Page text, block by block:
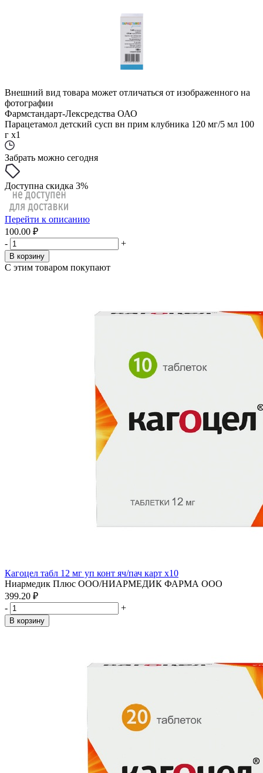
Внешний вид товара может отличаться от изображенного на
фотографии
Фармстандарт-Лексредства ОАО
Парацетамол детский сусп вн прим клубника 120 мг/5 мл 100
г x1
Забрать можно сегодня
Доступна скидка 3%
Перейти к описанию
100.00 ₽
-
+
В корзину
С этим товаром покупают
Кагоцел табл 12 мг уп конт яч/пач карт x10
Ниармедик Плюс ООО/НИАРМЕДИК ФАРМА ООО
399.20 ₽
-
+
В корзину